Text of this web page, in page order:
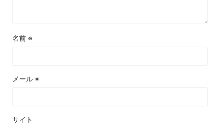
名前 ※
メール ※
サイト